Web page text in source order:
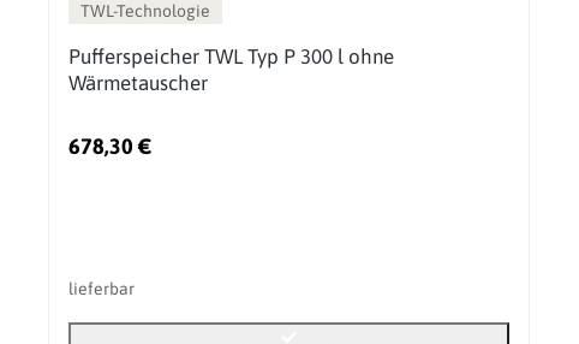
TWL-Technologie
Pufferspeicher TWL Typ P 300 l ohne
Wärmetauscher
678,30 €
lieferbar